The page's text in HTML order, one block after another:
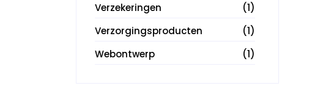
Verzekeringen
(1)
Verzorgingsproducten
(1)
Webontwerp
(1)